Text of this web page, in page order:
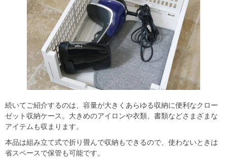
続いてご紹介するのは、容量が大きくあらゆる収納に便利なクロー
ゼット収納ケース。大きめのアイロンや衣類、書類などさまざまな
アイテムも収まります。
本品は組み立て式で折り畳んで収納もできるので、使わないときは
省スペースで保管も可能です。